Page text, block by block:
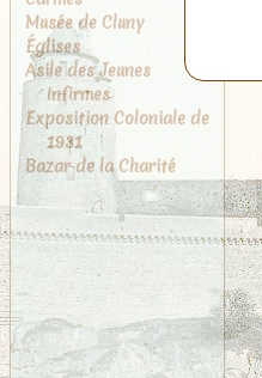
Musée de Cluny
Églises
Asile des Jeunes
Infirmes
Exposition Coloniale de
1931
Bazar de la Charité